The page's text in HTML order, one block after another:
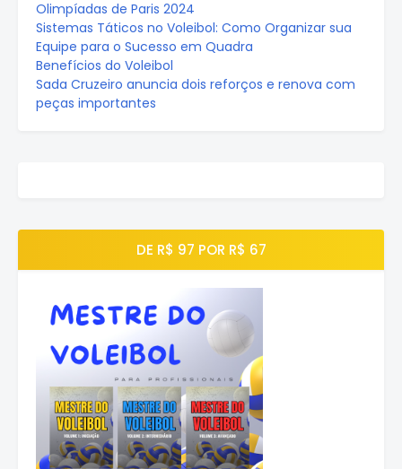
Olimpíadas de Paris 2024
Sistemas Táticos no Voleibol: Como Organizar sua
Equipe para o Sucesso em Quadra
Benefícios do Voleibol
Sada Cruzeiro anuncia dois reforços e renova com
peças importantes
DE R$ 97 POR R$ 67